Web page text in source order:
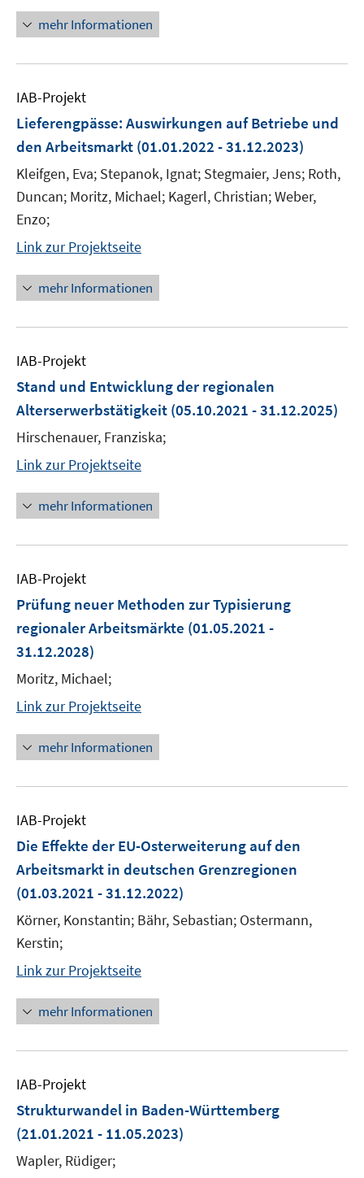
mehr Informationen
IAB-Projekt
Lieferengpässe: Auswirkungen auf Betriebe und
den Arbeitsmarkt (01.01.2022 - 31.12.2023)
Kleifgen, Eva; Stepanok, Ignat; Stegmaier, Jens; Roth,
Duncan; Moritz, Michael; Kagerl, Christian; Weber,
Enzo;
Link zur Projektseite
mehr Informationen
IAB-Projekt
Stand und Entwicklung der regionalen
Alterserwerbstätigkeit (05.10.2021 - 31.12.2025)
Hirschenauer, Franziska;
Link zur Projektseite
mehr Informationen
IAB-Projekt
Prüfung neuer Methoden zur Typisierung
regionaler Arbeitsmärkte (01.05.2021 -
31.12.2028)
Moritz, Michael;
Link zur Projektseite
mehr Informationen
IAB-Projekt
Die Effekte der EU-Osterweiterung auf den
Arbeitsmarkt in deutschen Grenzregionen
(01.03.2021 - 31.12.2022)
Körner, Konstantin; Bähr, Sebastian; Ostermann,
Kerstin;
Link zur Projektseite
mehr Informationen
IAB-Projekt
Strukturwandel in Baden-Württemberg
(21.01.2021 - 11.05.2023)
Wapler, Rüdiger;